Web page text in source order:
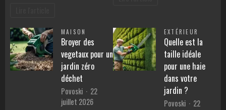
MAISON
Broyer des
vegetaux pour un
jardin zéro
déchet
Povoski
22
juillet 2026
EXTÉRIEUR
Quelle est la
taille idéale
pour une haie
dans votre
jardin ?
Povoski
22